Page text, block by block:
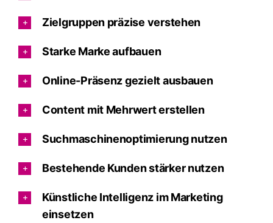
Zielgruppen präzise verstehen
Starke Marke aufbauen
Online-Präsenz gezielt ausbauen
Content mit Mehrwert erstellen
Suchmaschinenoptimierung nutzen
Bestehende Kunden stärker nutzen
Künstliche Intelligenz im Marketing
einsetzen